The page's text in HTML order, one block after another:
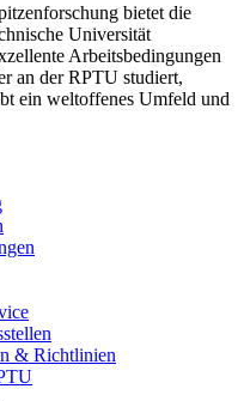
bietet die
Universität
Arbeitsbedingungen
an der RPTU studiert,
ein weltoffenes Umfeld und
& Richtlinien